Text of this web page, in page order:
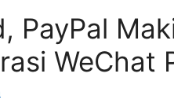
PayPal
WeChat